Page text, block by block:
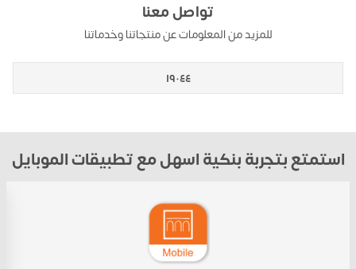
تواصل معنا
للمزيد من المعلومات عن منتجاتنا وخدماتنا
١٩٠٤٤
استمتع بتجربة بنكية اسهل مع تطبيقات الموبايل